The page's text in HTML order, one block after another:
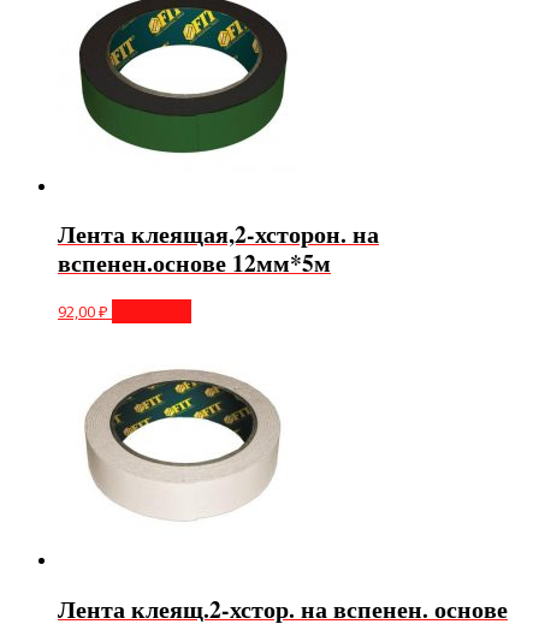
Лента клеящая,2-хсторон. на
вспенен.основе 12мм*5м
92,00₽
Лента клеящ.2-хстор. на вспенен. основе